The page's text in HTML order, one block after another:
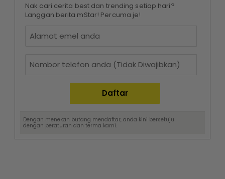
Nak cari cerita best dan trending setiap hari?
Langgan berita mStar! Percuma je!
Dengan menekan butang mendaftar, anda kini bersetuju
dengan peraturan dan terma kami.